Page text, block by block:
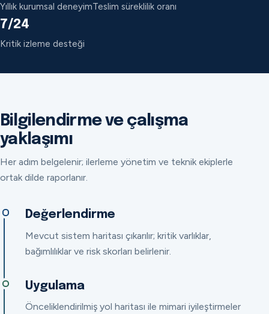
Yıllık kurumsal deneyimTeslim süreklilik oranı
7/24
Kritik izleme desteği
Bilgilendirme ve çalışma
yaklaşımı
Her adım belgelenir; ilerleme yönetim ve teknik ekiplerle
ortak dilde raporlanır.
Değerlendirme
Mevcut sistem haritası çıkarılır; kritik varlıklar,
bağımlılıklar ve risk skorları belirlenir.
Uygulama
Önceliklendirilmiş yol haritası ile mimari iyileştirmeler